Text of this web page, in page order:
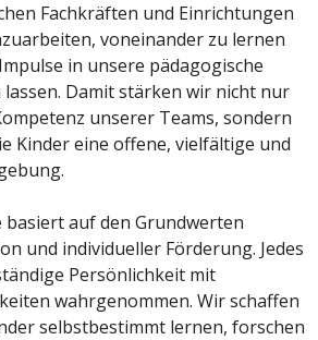
Fachkräften und Einrichtungen
voneinander zu lernen
in unsere pädagogische
Damit stärken wir nicht nur
unserer Teams, sondern
Kinder eine offene, vielfältige und
basiert auf den Grundwerten
und individueller Förderung. Jedes
Persönlichkeit mit
wahrgenommen. Wir schaffen
selbstbestimmt lernen, forschen